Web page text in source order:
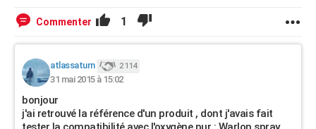
Commenter 1
atlassaturn 2 114
31 mai 2015 à 15:02
bonjour
j'ai retrouvé la référence d'un produit , dont j'avais fait